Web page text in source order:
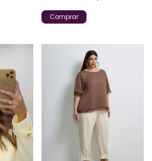
Comprar